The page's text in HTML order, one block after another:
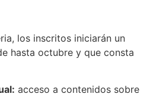
los inscritos iniciarán un
hasta octubre y que consta
acceso a contenidos sobre